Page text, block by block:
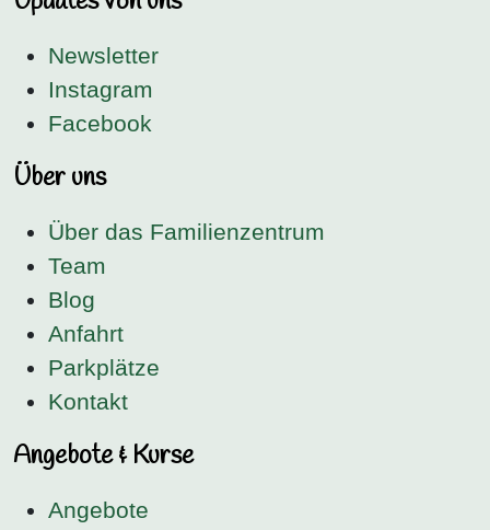
Newsletter
Instagram
Facebook
Über uns
Über das Familienzentrum
Team
Blog
Anfahrt
Parkplätze
Kontakt
Angebote & Kurse
Angebote